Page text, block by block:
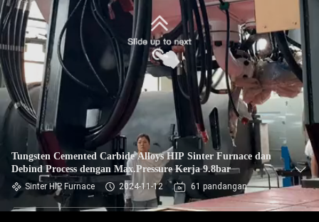
MINTA
KUTIPAN
SITEMAP
KEBIJAKAN
PRIVASI
Tungsten Cemented Carbide Alloys HIP Sinter Furnace dan
Debind Process dengan Max.Pressure Kerja 9.8bar
Sinter HIP Furnace 2024-11-12 61 pandangan